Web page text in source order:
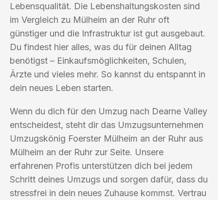
Lebensqualität. Die Lebenshaltungskosten sind
im Vergleich zu Mülheim an der Ruhr oft
günstiger und die Infrastruktur ist gut ausgebaut.
Du findest hier alles, was du für deinen Alltag
benötigst – Einkaufsmöglichkeiten, Schulen,
Ärzte und vieles mehr. So kannst du entspannt in
dein neues Leben starten.
Wenn du dich für den Umzug nach Dearne Valley
entscheidest, steht dir das Umzugsunternehmen
Umzugskönig Foerster Mülheim an der Ruhr aus
Mülheim an der Ruhr zur Seite. Unsere
erfahrenen Profis unterstützen dich bei jedem
Schritt deines Umzugs und sorgen dafür, dass du
stressfrei in dein neues Zuhause kommst. Vertrau